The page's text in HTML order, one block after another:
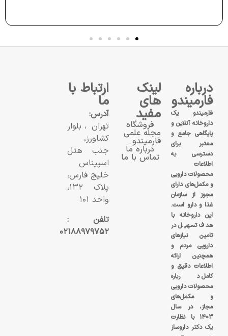
درباره
فارمیندو
فارمیندو یک
داروخانه آنلاین و
پایگاهی جامع و
معتبر برای
دسترسی به
اطلاعات
محصولات دارویی
و مکمل‌های دارای
مجوز از سازمان
غذا و دارو است.
این داروخانه با
هدف تسهیل در
تامین نیازهای
دارویی مردم و
همچنین ارائه
اطلاعات دقیق و
کامل درباره
محصولات دارویی
و مکمل‌های
مجاز، در سال
۱۴۰۳ با نظارت
یک دکتر داروساز
لینک
های
مفید
فروشگاه
مجله علمی
فارمیندو
درباره ما
تماس با ما
ارتباط با
ما
آدرس:
تهران، بلوار
کشاورز،
جنب هتل
اسپیناس
خلیج فارس،
پلاک ۱۳۲،
واحد ۱۰۱
تلفن :
۰۲۱۸۸۹۷۹۷۵۲